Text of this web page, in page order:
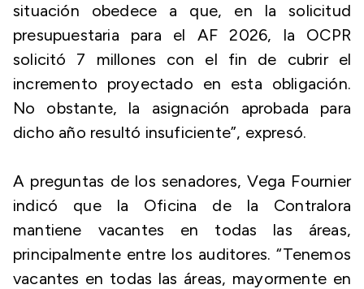
situación obedece a que, en la solicitud
presupuestaria para el AF 2026, la OCPR
solicitó 7 millones con el fin de cubrir el
incremento proyectado en esta obligación.
No obstante, la asignación aprobada para
dicho año resultó insuficiente”, expresó.
A preguntas de los senadores, Vega Fournier
indicó que la Oficina de la Contralora
mantiene vacantes en todas las áreas,
principalmente entre los auditores. “Tenemos
vacantes en todas las áreas, mayormente en